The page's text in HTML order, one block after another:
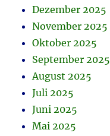
Dezember 2025
November 2025
Oktober 2025
September 2025
August 2025
Juli 2025
Juni 2025
Mai 2025